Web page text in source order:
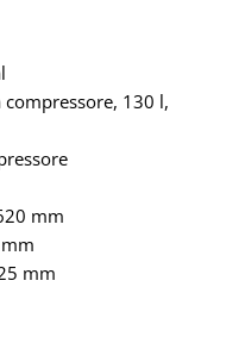
130 l,
mm
mm